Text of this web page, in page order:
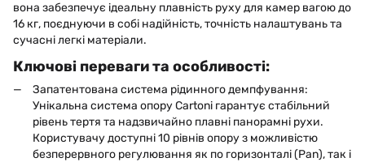
вона забезпечує ідеальну плавність руху для камер вагою до
16 кг, поєднуючи в собі надійність, точність налаштувань та
сучасні легкі матеріали.
Ключові переваги та особливості:
Запатентована система рідинного демпфування:
Унікальна система опору Cartoni гарантує стабільний
рівень тертя та надзвичайно плавні панорамні рухи.
Користувачу доступні 10 рівнів опору з можливістю
безперервного регулювання як по горизонталі (Pan), так і